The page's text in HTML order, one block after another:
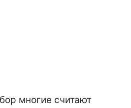
многие считают